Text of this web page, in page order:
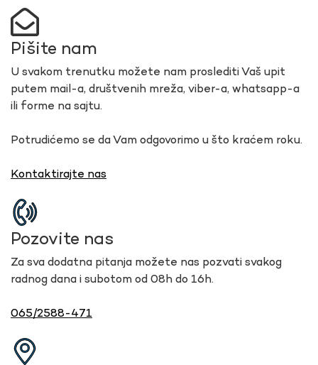
Pišite nam
U svakom trenutku možete nam proslediti Vaš upit
putem mail-a, društvenih mreža, viber-a, whatsapp-a
ili forme na sajtu.
Potrudićemo se da Vam odgovorimo u što kraćem roku.
Kontaktirajte nas
Pozovite nas
Za sva dodatna pitanja možete nas pozvati svakog
radnog dana i subotom od 08h do 16h.
065/2588-471